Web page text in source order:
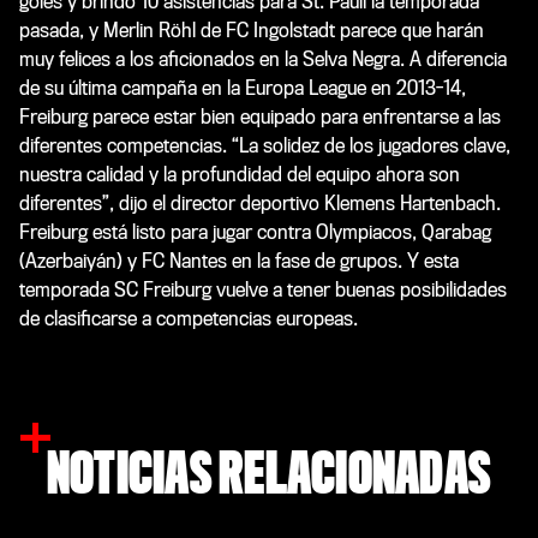
pasada, y Merlin Röhl de FC Ingolstadt parece que harán
muy felices a los aficionados en la Selva Negra. A diferencia
de su última campaña en la Europa League en 2013-14,
Freiburg parece estar bien equipado para enfrentarse a las
diferentes competencias. “La solidez de los jugadores clave,
nuestra calidad y la profundidad del equipo ahora son
diferentes”, dijo el director deportivo Klemens Hartenbach.
Freiburg está listo para jugar contra Olympiacos, Qarabag
(Azerbaiyán) y FC Nantes en la fase de grupos. Y esta
temporada SC Freiburg vuelve a tener buenas posibilidades
de clasificarse a competencias europeas.
NOTICIAS RELACIONADAS